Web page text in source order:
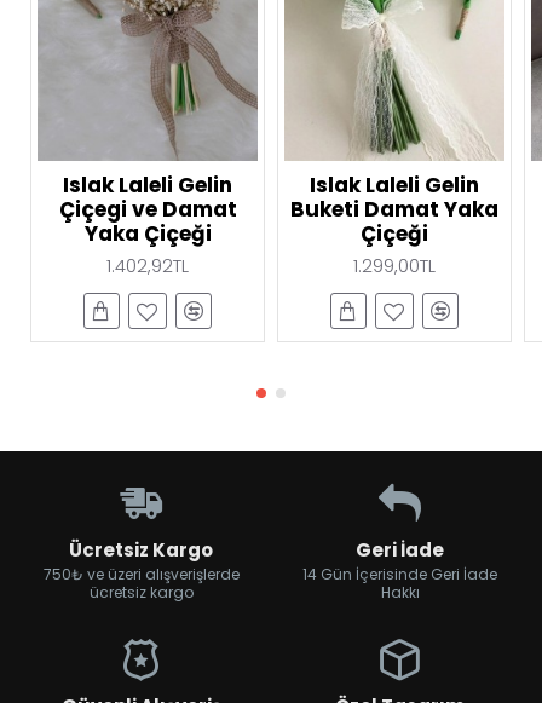
Islak Laleli Gelin
Çiçegi ve Damat
Yaka Çiçeği
1.402,92TL
Islak Laleli Gelin
Buketi Damat Yaka
Çiçeği
1.299,00TL
Ücretsiz Kargo
750₺ ve üzeri alışverişlerde
ücretsiz kargo
Geri İade
14 Gün İçerisinde Geri İade
Hakkı